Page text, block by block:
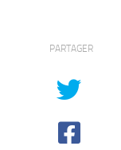
PARTAGER